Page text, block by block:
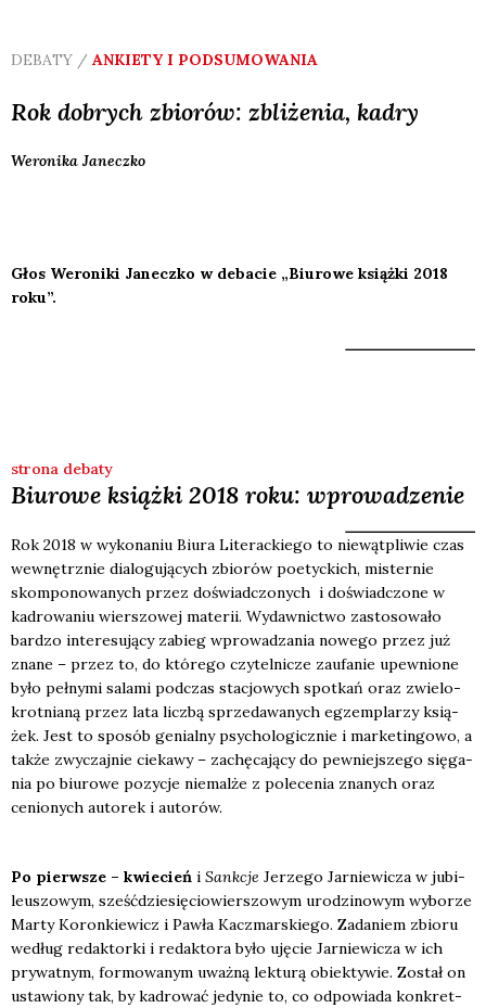
DEBATY / ANKIETY I PODSUMOWANIA
Rok dobrych zbiorów: zbliżenia, kadry
Weronika Janeczko
Głos Weroniki Janeczko w debacie „Biurowe książki 2018
roku”.
strona debaty
Biurowe książki 2018 roku: wprowadzenie
Rok 2018 w wyko­na­niu Biu­ra Lite­rac­kie­go to nie­wąt­pli­wie czas
wewnętrz­nie dia­lo­gu­ją­cych zbio­rów poetyc­kich, mister­nie
skom­po­no­wa­nych przez doświad­czo­nych i doświad­czo­ne w
kadro­wa­niu wier­szo­wej mate­rii. Wydaw­nic­two zasto­so­wa­ło
bar­dzo inte­re­su­ją­cy zabieg wpro­wa­dza­nia nowe­go przez już
zna­ne – przez to, do któ­re­go czy­tel­ni­cze zaufa­nie upew­nio­ne
było peł­ny­mi sala­mi pod­czas sta­cjo­wych spo­tkań oraz zwie­lo­
krot­nia­ną przez lata licz­bą sprze­da­wa­nych egzem­pla­rzy ksią­
żek. Jest to spo­sób genial­ny psy­cho­lo­gicz­nie i mar­ke­tin­go­wo, a
tak­że zwy­czaj­nie cie­ka­wy – zachę­ca­ją­cy do pew­niej­sze­go się­ga­
nia po biu­ro­we pozy­cje nie­mal­że z pole­ce­nia zna­nych oraz
cenio­nych auto­rek i auto­rów.
Po pierw­sze – kwie­cień i Sank­cje Jerze­go Jar­nie­wi­cza w jubi­
le­uszo­wym, sześć­dzie­się­cio­wier­szo­wym uro­dzi­no­wym wybo­rze
Mar­ty Koron­kie­wicz i Paw­ła Kacz­mar­skie­go. Zada­niem zbio­ru
według redak­tor­ki i redak­to­ra było uję­cie Jar­nie­wi­cza w ich
pry­wat­nym, for­mo­wa­nym uważ­ną lek­tu­rą obiek­ty­wie. Został on
usta­wio­ny tak, by kadro­wać jedy­nie to, co odpo­wia­da kon­kret­